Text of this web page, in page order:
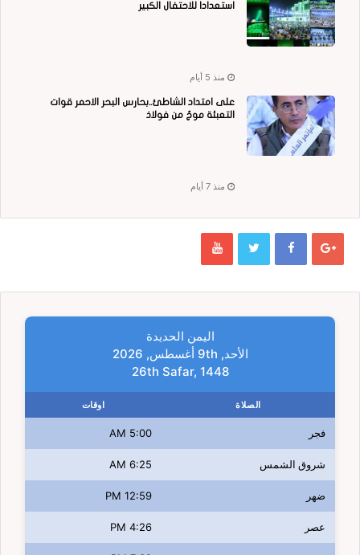
استعدادا للاحتفال الكبير
منذ 5 أيام
على امتداد الشاطئ..بحارس البحر الاحمر قوات
التعبئة موجٌ من فولاذ
منذ 7 أيام
اليمن الحديدة
الأحد, 9th أغسطس, 2026
26th Safar, 1448
الصلاة اوقات
فجر 5:00 AM
شروق الشمس 6:25 AM
ضهر 12:59 PM
عصر 4:26 PM